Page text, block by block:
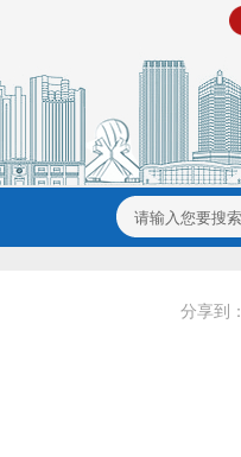
分享到：